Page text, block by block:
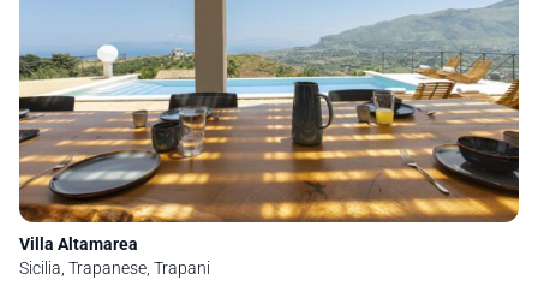
Villa Altamarea
Sicilia, Trapanese, Trapani